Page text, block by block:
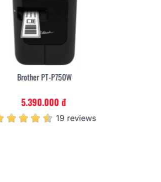
Brother PT-P750W
5.390.000 đ
19 reviews